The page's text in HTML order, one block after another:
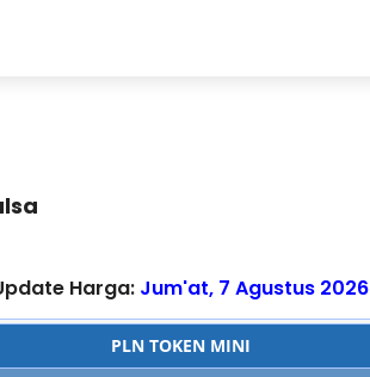
Harga: Jum'at, 7 Agustus 2026
PLN TOKEN MINI